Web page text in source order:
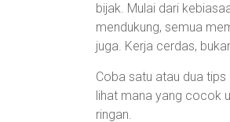
bijak. Mulai dari
mendukung, semua
juga. Kerja cerdas,
Coba satu atau dua tips
lihat mana yang cocok
ringan.